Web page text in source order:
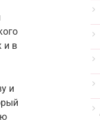
и в
и